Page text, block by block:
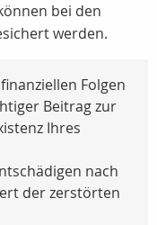
bei den
werden.
Folgen
Beitrag zur
Ihres
nach
der zerstörten